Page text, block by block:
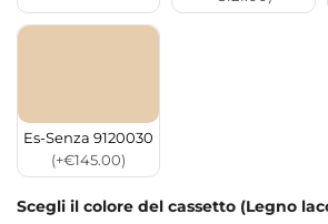
Es-Senza 9120030
(+€145.00)
Scegli il colore del cassetto (Legno